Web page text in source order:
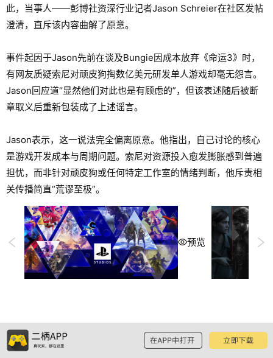
此，当事人——彭博社资深行业记者Jason Schreier在社区发帖
澄清，直斥该内容曲解了原意。
事件起因于Jason先前在谈及Bungie因成本放弃《命运3》时，
有网友质疑索尼对顽皮狗掏数亿美元研发单人游戏却毫无怨言。
Jason回应道“显然他们对此也是有顾虑的”，但该表述随后被断
章取义后重新包装成了上述谣言。
Jason表示，这一说法完全偏离原意。他指出，自己讨论的核心
是游戏开发成本与周期问题。索尼对资源投入愈发膨胀感到普遍
担忧，而非针对顽皮狗或任何特定工作室的情绪判断，他斥责相
关传播简直“荒谬至极”。
预览